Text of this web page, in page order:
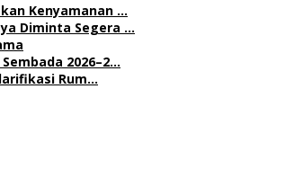
Kenyamanan …
Diminta Segera …
2026–2…
Rum…